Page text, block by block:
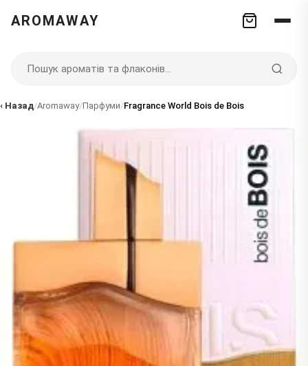
AROMAWAY
‹ Назад/Aromaway/Парфуми/Fragrance World Bois de Bois